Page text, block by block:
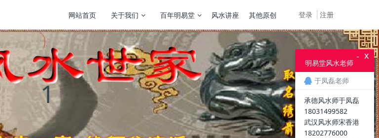
登录 注册
网站首页 关于我们 百年明易堂 风水讲座 其他原创
1
x
-
明易堂风水老师
于凤磊老师
承德风水师于凤磊
18031499582
武汉风水师宋香港
18202776000